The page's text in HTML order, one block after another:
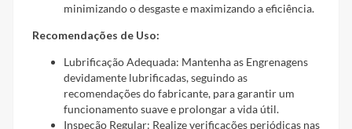
minimizando o desgaste e maximizando a eficiência.
Recomendações de Uso:
Lubrificação Adequada: Mantenha as Engrenagens
devidamente lubrificadas, seguindo as
recomendações do fabricante, para garantir um
funcionamento suave e prolongar a vida útil.
Inspeção Regular: Realize verificações periódicas nas